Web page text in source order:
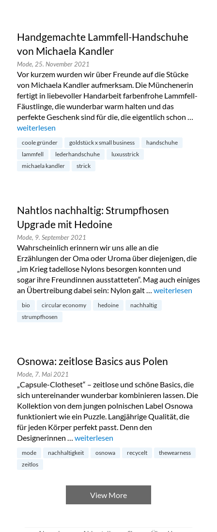
Handgemachte Lammfell-Handschuhe
von Michaela Kandler
Mode, 25. November 2021
Vor kurzem wurden wir über Freunde auf die Stücke
von Michaela Kandler aufmerksam. Die Münchenerin
fertigt in liebevoller Handarbeit farbenfrohe Lammfell-
Fäustlinge, die wunderbar warm halten und das
perfekte Geschenk sind für die, die eigentlich schon …
„Handgemachte Lammfell-Handschuhe von Michaela
weiterlesen
coole gründer goldstück x small business
handschuhe
lammfell
lederhandschuhe
luxusstrick
michaela kandler
strick
Nahtlos nachhaltig: Strumpfhosen
Upgrade mit Hedoine
Mode, 9. September 2021
Wahrscheinlich erinnern wir uns alle an die
Erzählungen der Oma oder Uroma über diejenigen, die
„im Krieg tadellose Nylons besorgen konnten und
sogar ihre Freundinnen ausstatteten“. Mag auch einiges
an Übertreibung dabei sein: Nylon galt … „Nahtlos
weiterlesen
bio circular economy hedoine
nachhaltig
strumpfhosen
Osnowa: zeitlose Basics aus Polen
Mode, 7. Mai 2021
„Capsule-Clotheset“ – zeitlose und schöne Basics, die
sich untereinander wunderbar kombinieren lassen. Die
Kollektion von dem jungen polnischen Label Osnowa
funktioniert wie ein Puzzle. Langjährige Qualität, die
für jeden Körper perfekt passt. Denn den
Designerinnen … „Osnowa: zeitlose Basics aus Polen“
weiterlesen
mode nachhaltigkeit osnowa recycelt
thewearness
zeitlos
View More